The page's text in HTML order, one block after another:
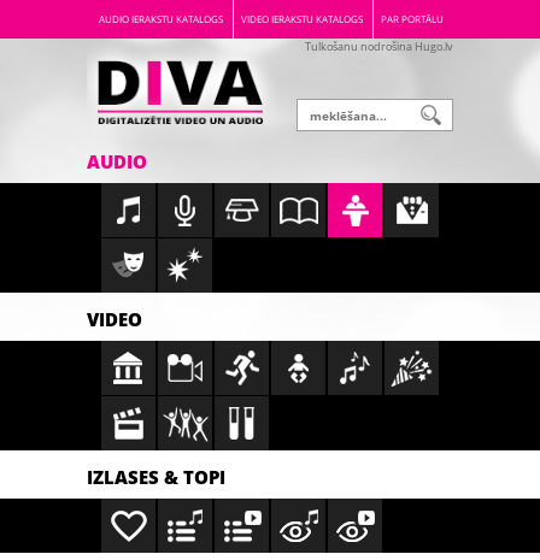
AUDIO IERAKSTU KATALOGS VIDEO IERAKSTU KATALOGS PAR PORTĀLU
Tulkošanu nodrošina Hugo.lv
AUDIO
VIDEO
IZLASES & TOPI